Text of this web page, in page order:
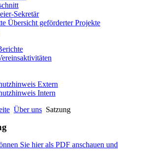
Sekretär
Übersicht geförderter Projekte
Extern
Intern
Über uns Satzung
Sie hier als PDF anschauen und